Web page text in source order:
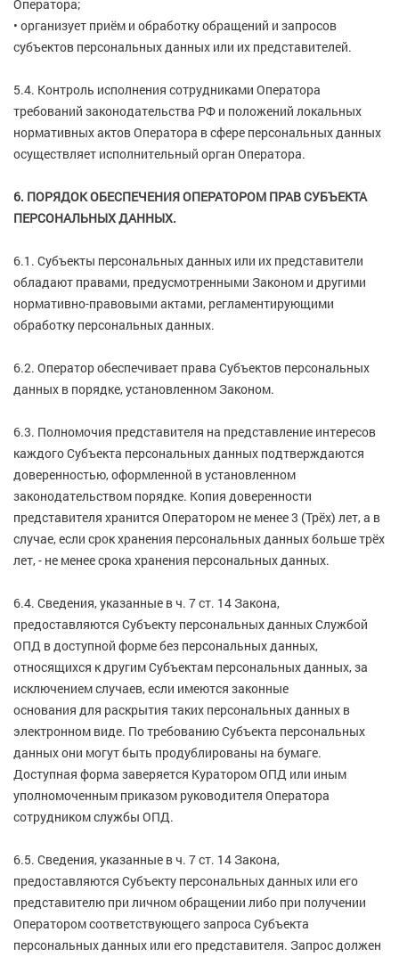
Оператора;
• организует приём и обработку обращений и запросов
субъектов персональных данных или их представителей.
5.4. Контроль исполнения сотрудниками Оператора
требований законодательства РФ и положений локальных
нормативных актов Оператора в сфере персональных данных
осуществляет исполнительный орган Оператора.
6. ПОРЯДОК ОБЕСПЕЧЕНИЯ ОПЕРАТОРОМ ПРАВ СУБЪЕКТА
ПЕРСОНАЛЬНЫХ ДАННЫХ.
6.1. Субъекты персональных данных или их представители
обладают правами, предусмотренными Законом и другими
нормативно-правовыми актами, регламентирующими
обработку персональных данных.
6.2. Оператор обеспечивает права Субъектов персональных
данных в порядке, установленном Законом.
6.3. Полномочия представителя на представление интересов
каждого Субъекта персональных данных подтверждаются
доверенностью, оформленной в установленном
законодательством порядке. Копия доверенности
представителя хранится Оператором не менее 3 (Трёх) лет, а в
случае, если срок хранения персональных данных больше трёх
лет, - не менее срока хранения персональных данных.
6.4. Сведения, указанные в ч. 7 ст. 14 Закона,
предоставляются Субъекту персональных данных Службой
ОПД в доступной форме без персональных данных,
относящихся к другим Субъектам персональных данных, за
исключением случаев, если имеются законные
основания для раскрытия таких персональных данных в
электронном виде. По требованию Субъекта персональных
данных они могут быть продублированы на бумаге.
Доступная форма заверяется Куратором ОПД или иным
уполномоченным приказом руководителя Оператора
сотрудником службы ОПД.
6.5. Сведения, указанные в ч. 7 ст. 14 Закона,
предоставляются Субъекту персональных данных или его
представителю при личном обращении либо при получении
Оператором соответствующего запроса Субъекта
персональных данных или его представителя. Запрос должен